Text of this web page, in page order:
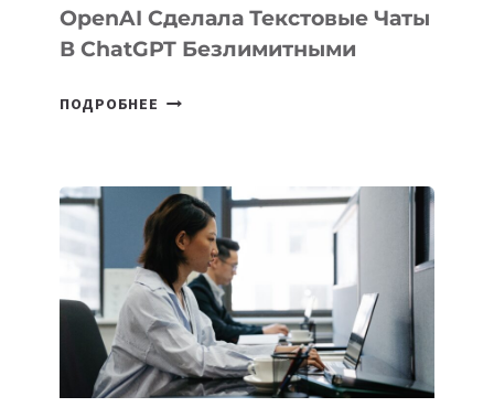
OpenAI Сделала Текстовые Чаты
В ChatGPT Безлимитными
ПОДРОБНЕЕ OPENAI
В
CHATGPT
БЕЗЛИМИТНЫМИ